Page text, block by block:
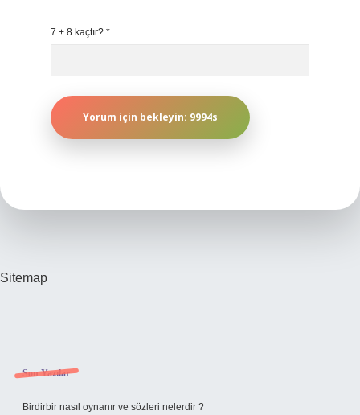
7 + 8 kaçtır? *
Sitemap
Sidebar
Son Yazılar
Birdirbir nasıl oynanır ve sözleri nelerdir ?